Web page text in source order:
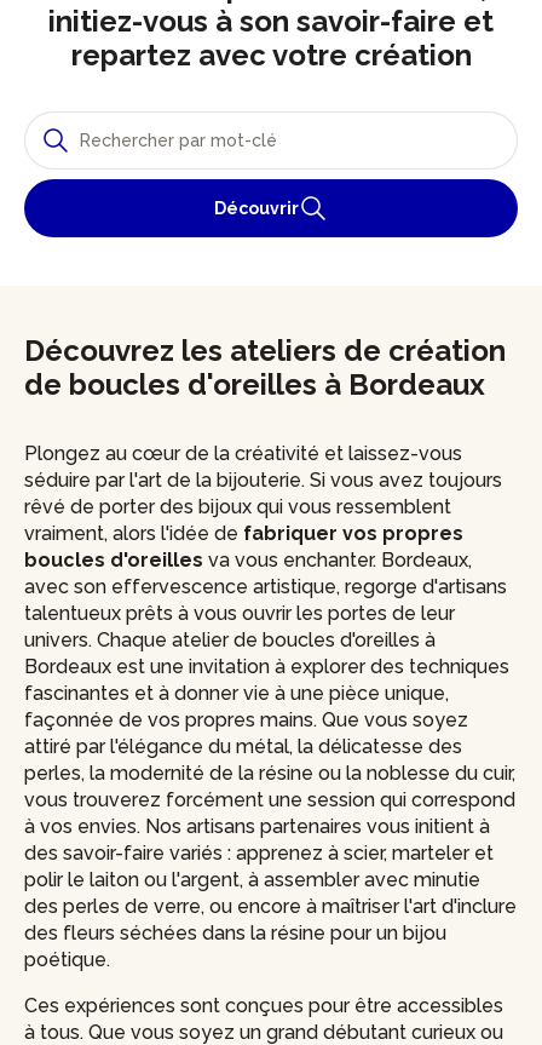
initiez-vous à son savoir-faire et
repartez avec votre création
Découvrir
Découvrez les ateliers de création
de boucles d'oreilles à Bordeaux
Plongez au cœur de la créativité et laissez-vous
séduire par l'art de la bijouterie. Si vous avez toujours
rêvé de porter des bijoux qui vous ressemblent
vraiment, alors l'idée de fabriquer vos propres
boucles d'oreilles va vous enchanter. Bordeaux,
avec son effervescence artistique, regorge d'artisans
talentueux prêts à vous ouvrir les portes de leur
univers. Chaque atelier de boucles d'oreilles à
Bordeaux est une invitation à explorer des techniques
fascinantes et à donner vie à une pièce unique,
façonnée de vos propres mains. Que vous soyez
attiré par l'élégance du métal, la délicatesse des
perles, la modernité de la résine ou la noblesse du cuir,
vous trouverez forcément une session qui correspond
à vos envies. Nos artisans partenaires vous initient à
des savoir-faire variés : apprenez à scier, marteler et
polir le laiton ou l'argent, à assembler avec minutie
des perles de verre, ou encore à maîtriser l'art d'inclure
des fleurs séchées dans la résine pour un bijou
poétique.
Ces expériences sont conçues pour être accessibles
à tous. Que vous soyez un grand débutant curieux ou